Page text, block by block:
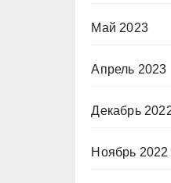
Май 2023
Апрель 2023
Декабрь
Ноябрь 2022